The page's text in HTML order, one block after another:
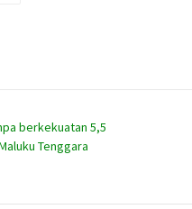
berkekuatan 5,5
Tenggara